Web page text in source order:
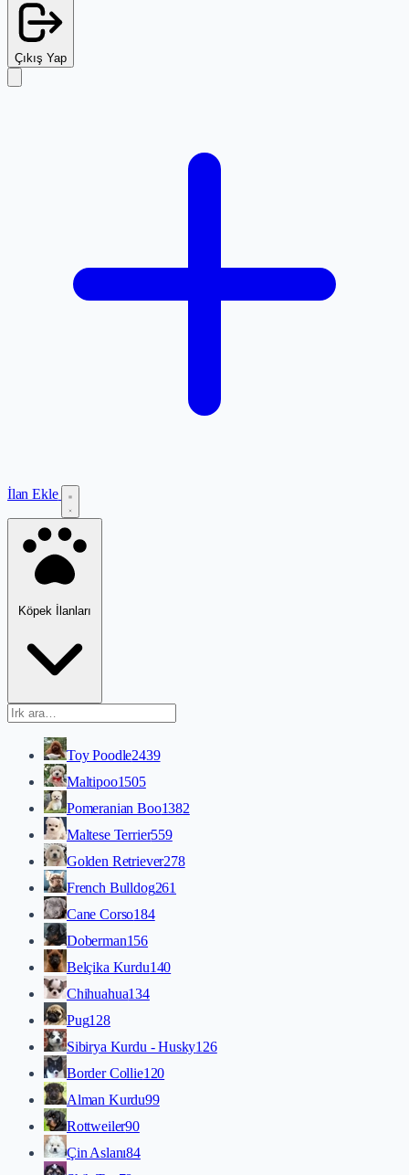
Çıkış Yap
İlan Ekle
Köpek İlanları
Toy Poodle2439
Maltipoo1505
Pomeranian Boo1382
Maltese Terrier559
Golden Retriever278
French Bulldog261
Cane Corso184
Doberman156
Belçika Kurdu140
Chihuahua134
Pug128
Sibirya Kurdu - Husky126
Border Collie120
Alman Kurdu99
Rottweiler90
Çin Aslanı84